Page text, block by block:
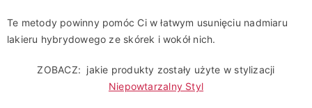
Te metody powinny pomóc Ci w łatwym usunięciu nadmiaru
lakieru hybrydowego ze skórek i wokół nich.
ZOBACZ: jakie produkty zostały użyte w stylizacji
Niepowtarzalny Styl